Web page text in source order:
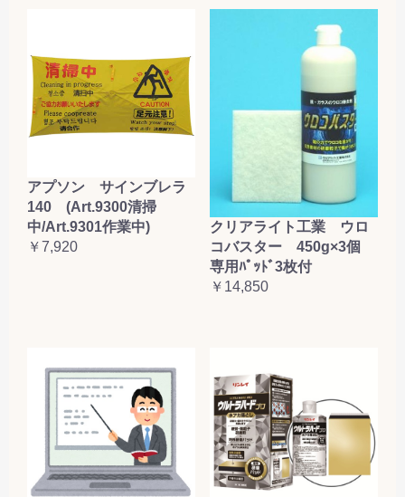
アプソン サインブレラ
140 (Art.9300清掃
中/Art.9301作業中)
￥7,920
クリアライト工業 ウロ
コバスター 450g×3個
専用ﾊﾟｯﾄﾞ3枚付
￥14,850